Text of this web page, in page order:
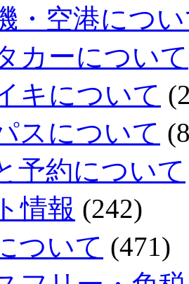
・空港につ
カーについて
キについて
スについて
予約について
情報 (242)
ついて (471)